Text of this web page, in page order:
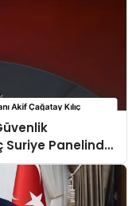
Suriye Panelinde